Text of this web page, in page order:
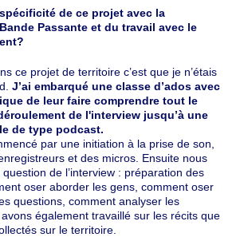
de ce projet avec la
Passante et du travail avec le
ce projet de territoire c’est que je n’étais
J’ai embarqué une classe d’ados avec
de leur faire comprendre tout le
de l'interview jusqu’à une
de type podcast.
par une initiation à la prise de son,
et des micros. Ensuite nous
de l’interview : préparation des
oser aborder les gens, comment oser
questions, comment analyser les
également travaillé sur les récits que
sur le territoire.